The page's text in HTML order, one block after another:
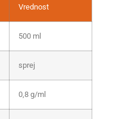
Vrednost
500 ml
sprej
0,8 g/ml